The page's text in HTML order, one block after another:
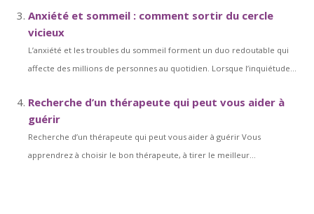
Anxiété et sommeil : comment sortir du cercle
vicieux
L’anxiété et les troubles du sommeil forment un duo redoutable qui
affecte des millions de personnes au quotidien. Lorsque l’inquiétude...
Recherche d’un thérapeute qui peut vous aider à
guérir
Recherche d’un thérapeute qui peut vous aider à guérir Vous
apprendrez à choisir le bon thérapeute, à tirer le meilleur...